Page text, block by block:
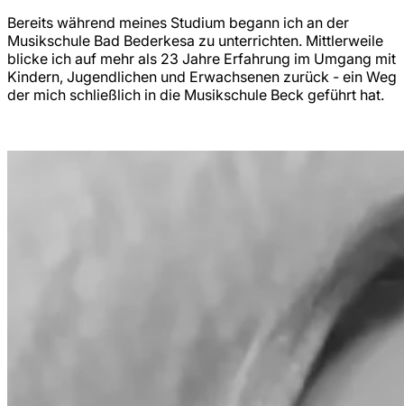
Bereits während meines Studium begann ich an der
Musikschule Bad Bederkesa zu unterrichten. Mittlerweile
blicke ich auf mehr als 23 Jahre Erfahrung im Umgang mit
Kindern, Jugendlichen und Erwachsenen zurück - ein Weg
der mich schließlich in die Musikschule Beck geführt hat.